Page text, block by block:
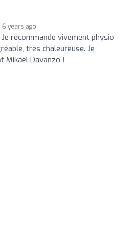
6 years ago
Je recommande vivement physio
très chaleureuse. Je
Mikael Davanzo !